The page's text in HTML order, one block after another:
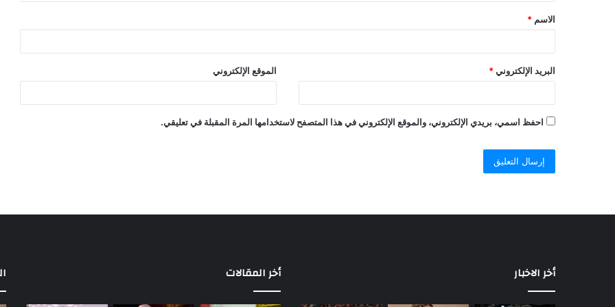
الاسم *
البريد الإلكتروني * الموقع الإلكتروني
احفظ اسمي، بريدي الإلكتروني، والموقع الإلكتروني في هذا المتصفح لاستخدامها المرة المقبلة في تعليقي.
أخر الاخبار أخر المقالات